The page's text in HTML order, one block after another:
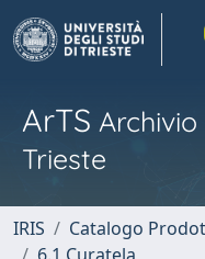
ArTS
Trieste
IRIS Catalogo